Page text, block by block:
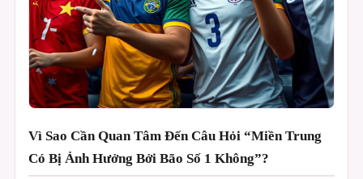
Vì Sao Cần Quan Tâm Đến Câu Hỏi “Miền Trung
Có Bị Ảnh Hưởng Bởi Bão Số 1 Không”?